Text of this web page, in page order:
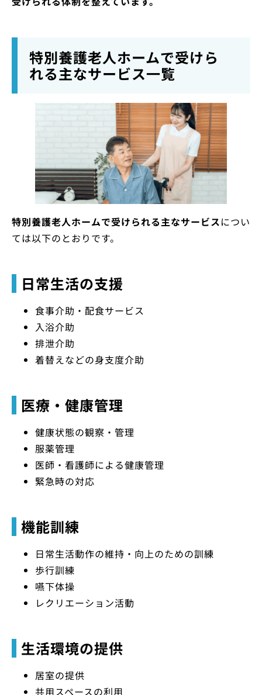
特別養護老人ホームで受けら
れる主なサービス一覧
特別養護老人ホームで受けられる主なサービスについ
ては以下のとおりです。
日常生活の支援
食事介助・配食サービス
入浴介助
排泄介助
着替えなどの身支度介助
医療・健康管理
健康状態の観察・管理
服薬管理
医師・看護師による健康管理
緊急時の対応
機能訓練
日常生活動作の維持・向上のための訓練
歩行訓練
嚥下体操
レクリエーション活動
生活環境の提供
居室の提供
共用スペースの利用